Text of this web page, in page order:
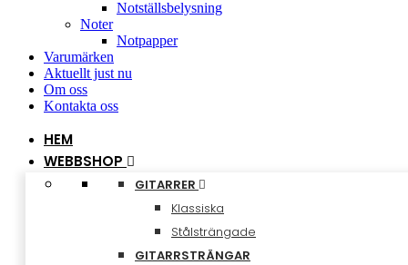
Notställsbelysning
Noter
Notpapper
Varumärken
Aktuellt just nu
Om oss
Kontakta oss
HEM
WEBBSHOP
GITARRER
Klassiska
Stålsträngade
GITARRSTRÄNGAR